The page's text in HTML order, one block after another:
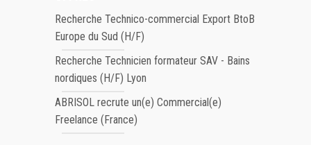
Recherche Technico-commercial Export BtoB
Europe du Sud (H/F)
Recherche Technicien formateur SAV - Bains
nordiques (H/F) Lyon
ABRISOL recrute un(e) Commercial(e)
Freelance (France)